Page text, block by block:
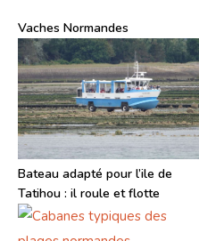
Vaches Normandes
Bateau adapté pour l’ile de
Tatihou : il roule et flotte